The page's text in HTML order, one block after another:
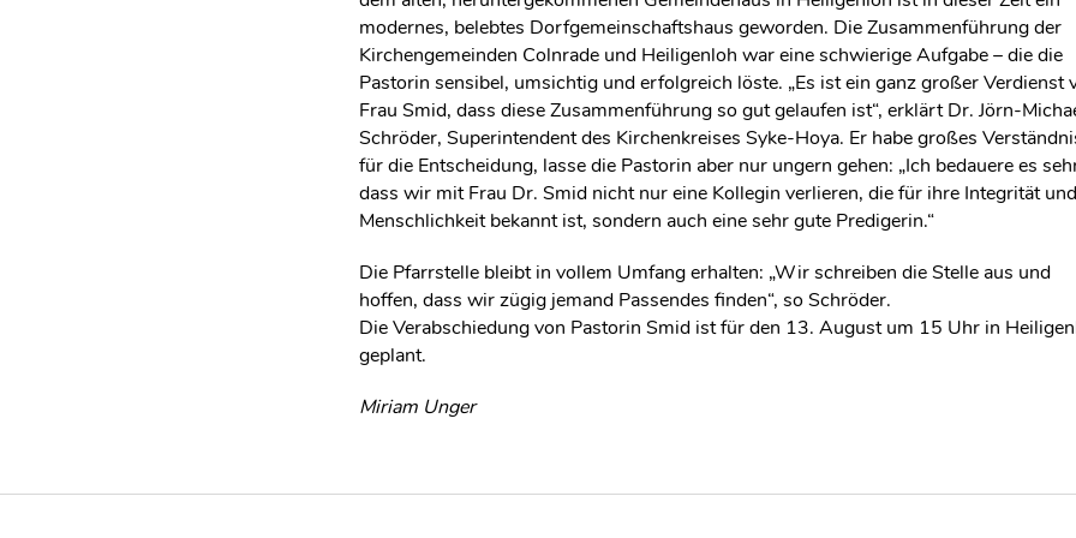
modernes, belebtes Dorfgemeinschaftshaus geworden. Die Zusammenführung der
Kirchengemeinden Colnrade und Heiligenloh war eine schwierige Aufgabe – die die
Pastorin sensibel, umsichtig und erfolgreich löste. „Es ist ein ganz großer Verdienst
Frau Smid, dass diese Zusammenführung so gut gelaufen ist“, erklärt Dr. Jörn-
Schröder, Superintendent des Kirchenkreises Syke-Hoya. Er habe großes
für die Entscheidung, lasse die Pastorin aber nur ungern gehen: „Ich bedauere es
dass wir mit Frau Dr. Smid nicht nur eine Kollegin verlieren, die für ihre Integrität und
Menschlichkeit bekannt ist, sondern auch eine sehr gute Predigerin.“
Die Pfarrstelle bleibt in vollem Umfang erhalten: „Wir schreiben die Stelle aus und
hoffen, dass wir zügig jemand Passendes finden“, so Schröder.
Die Verabschiedung von Pastorin Smid ist für den 13. August um 15 Uhr in
geplant.
Miriam Unger